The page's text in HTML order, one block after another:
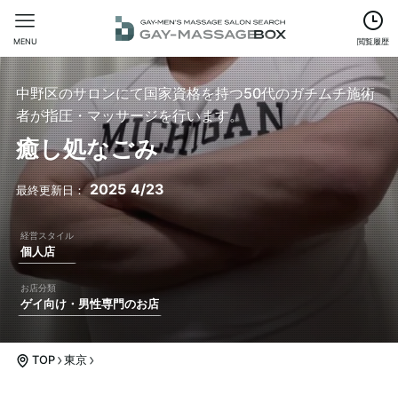
閲覧履歴
MENU
中野区のサロンにて国家資格を持つ50代のガチムチ施術
者が指圧・マッサージを行います。
癒し処なごみ
2025 4/23
個人店
ゲイ向け・男性専門のお店
TOP 東京